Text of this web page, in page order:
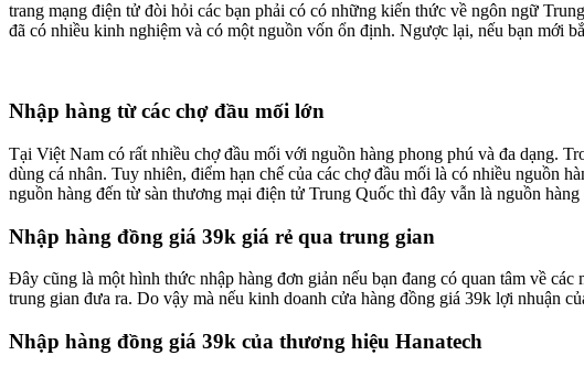
trang mạng điện tử đòi hỏi các bạn phải có có những kiến thức về ngôn ngữ
đã có nhiều kinh nghiệm và có một nguồn vốn ổn định. Ngược lại, nếu bạn mới
Nhập hàng từ các chợ đầu mối lớn
Tại Việt Nam có rất nhiều chợ đầu mối với nguồn hàng phong phú và đa dạng.
dùng cá nhân. Tuy nhiên, điểm hạn chế của các chợ đầu mối là có nhiều nguồn
nguồn hàng đến từ sàn thương mại điện tử Trung Quốc thì đây vẫn là nguồn
Nhập hàng đồng giá 39k giá rẻ qua trung gian
Đây cũng là một hình thức nhập hàng đơn giản nếu bạn đang có quan tâm về
trung gian đưa ra. Do vậy mà nếu kinh doanh cửa hàng đồng giá 39k lợi nhuận
Nhập hàng đồng giá 39k của thương hiệu Hanatech